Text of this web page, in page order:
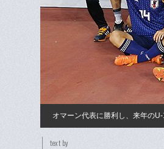
オマーン代表に勝利し、来年の
text by